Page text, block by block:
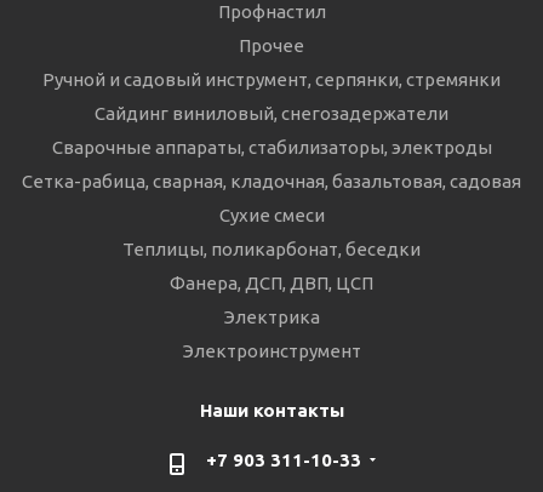
Профнастил
Прочее
Ручной и садовый инструмент, серпянки, стремянки
Сайдинг виниловый, снегозадержатели
Сварочные аппараты, стабилизаторы, электроды
Сетка-рабица, сварная, кладочная, базальтовая, садовая
Сухие смеси
Теплицы, поликарбонат, беседки
Фанера, ДСП, ДВП, ЦСП
Электрика
Электроинструмент
Наши контакты
+7 903 311-10-33